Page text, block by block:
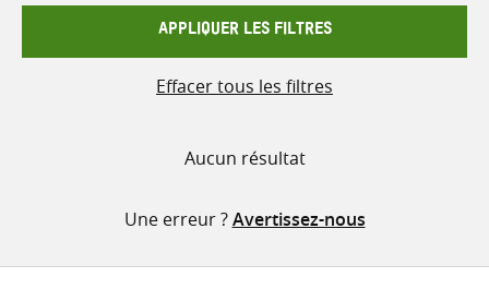
APPLIQUER LES FILTRES
Effacer tous les filtres
Aucun résultat
Une erreur ?Avertissez-nous